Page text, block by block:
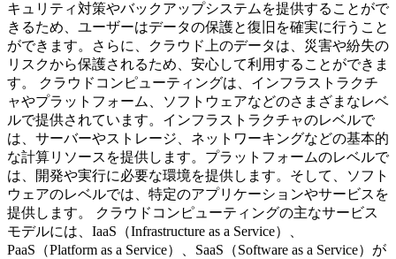
キュリティ対策やバックアップシステムを提供することがで
きるため、ユーザーはデータの保護と復旧を確実に行うこと
ができます。さらに、クラウド上のデータは、災害や紛失の
リスクから保護されるため、安心して利用することができま
す。 クラウドコンピューティングは、インフラストラクチ
ャやプラットフォーム、ソフトウェアなどのさまざまなレベ
ルで提供されています。インフラストラクチャのレベルで
は、サーバーやストレージ、ネットワーキングなどの基本的
な計算リソースを提供します。プラットフォームのレベルで
は、開発や実行に必要な環境を提供します。そして、ソフト
ウェアのレベルでは、特定のアプリケーションやサービスを
提供します。 クラウドコンピューティングの主なサービス
モデルには、IaaS（Infrastructure as a Service）、
PaaS（Platform as a Service）、SaaS（Software as a Service）が